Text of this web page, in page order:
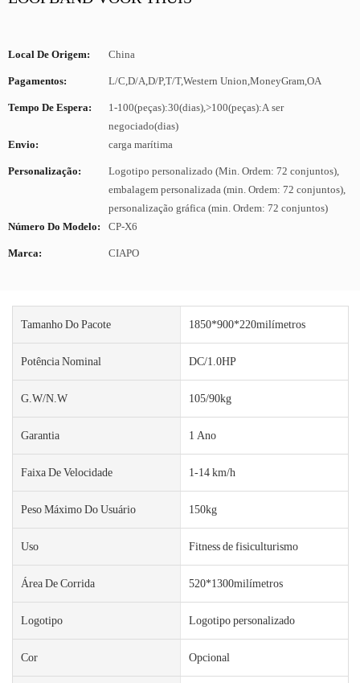
Local De Origem: China
Pagamentos: L/C,D/A,D/P,T/T,Western Union,MoneyGram,OA
Tempo De Espera:
1-100(peças):30(dias),>100(peças):A ser
negociado(dias)
Envio:
carga marítima
Personalização:
Logotipo personalizado (Min. Ordem: 72 conjuntos),
embalagem personalizada (min. Ordem: 72 conjuntos),
personalização gráfica (min. Ordem: 72 conjuntos)
Número Do Modelo:
CP-X6
Marca: CIAPO
Tamanho Do Pacote 1850*900*220milímetros
Potência Nominal DC/1.0HP
G.W/N.W 105/90kg
Garantia 1 Ano
Faixa De Velocidade 1-14 km/h
Peso Máximo Do Usuário 150kg
Uso Fitness de fisiculturismo
Área De Corrida 520*1300milímetros
Logotipo Logotipo personalizado
Cor Opcional